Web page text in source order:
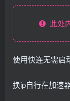
此处
使用快连无需启
换ip自行在加速